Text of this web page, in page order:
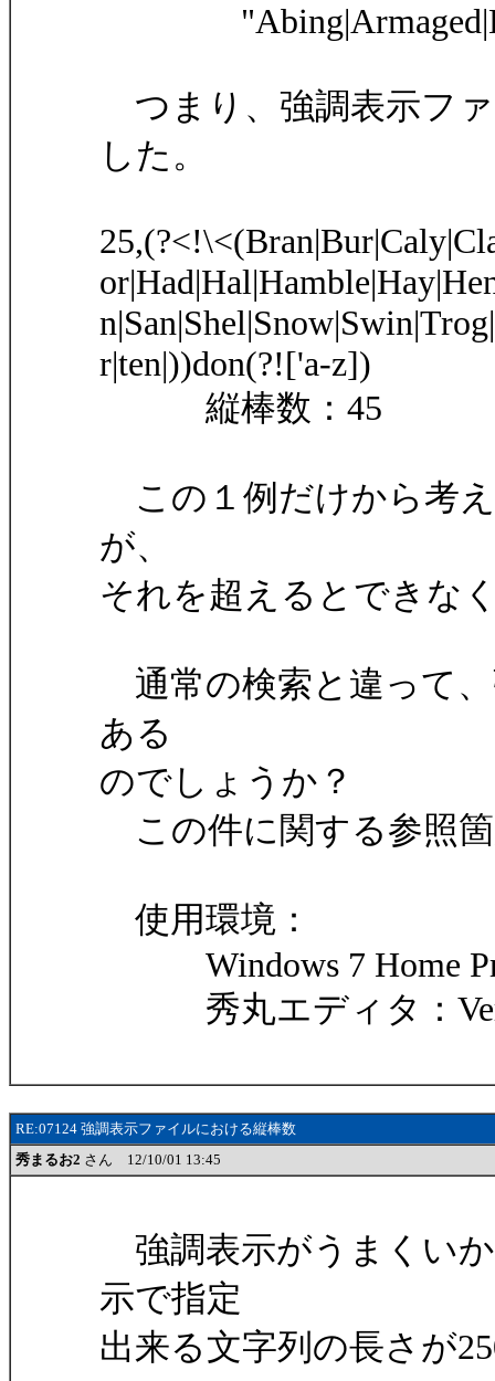
つまり、強調表示フ
した。
r|ten|))don(?!['a-z])
縦棒数：45
この１例だけから考
が、
それを超えるとできな
通常の検索と違って
ある
のでしょうか？
この件に関する参照
使用環境：
Windows 7 Home
秀丸エディタ：Ver.
RE:07124 強調表示ファイルにおける縦棒数
秀まるお2 さん 12/10/01 13:45
強調表示がうまくい
示で指定
出来る文字列の長さが